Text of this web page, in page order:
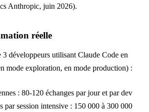
Anthropic, juin 2026).
réelle
3 développeurs utilisant Claude Code en
mode exploration, en mode production) :
: 80-120 échanges par jour et par dev
par session intensive : 150 000 à 300 000